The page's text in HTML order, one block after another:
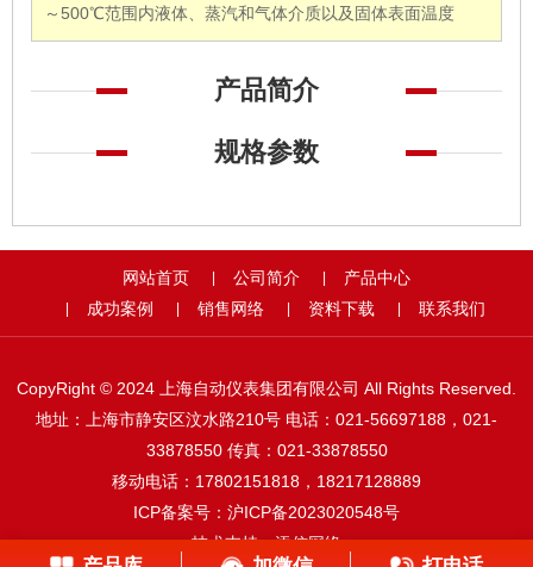
～500℃范围内液体、蒸汽和气体介质以及固体表面温度
产品简介
规格参数
网站首页 | 公司简介 | 产品中心
| 成功案例 | 销售网络 | 资料下载 | 联系我们
CopyRight © 2024 上海自动仪表集团有限公司 All Rights Reserved.
地址：上海市静安区汶水路210号 电话：021-56697188，021-
33878550 传真：021-33878550
移动电话：17802151818，18217128889
ICP备案号： 沪ICP备2023020548号
技术支持：添信网络